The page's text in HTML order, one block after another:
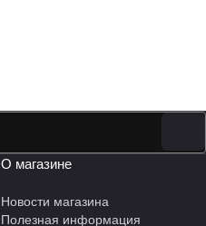
О магазине
Новости магазина
Полезная информация